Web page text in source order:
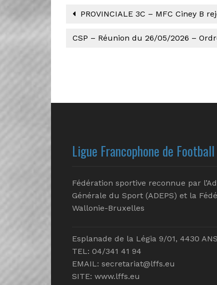
PROVINCIALE 3C – MFC Ciney B
CSP – Réunion du 26/05/2026 –
Ligue Francophone de
Fédération sportive reconnue par
Générale du Sport (ADEPS) et la
Wallonie-Bruxelles
Esplanade de la Légia 9/01, 4430 ANS
TEL: 04/341 41 94
EMAIL: secretariat@lffs.eu
SITE: www.lffs.eu